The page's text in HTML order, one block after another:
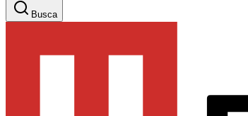
Busca